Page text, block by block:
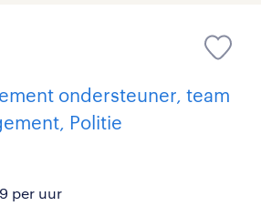
ondersteuner, team
Politie
per uur